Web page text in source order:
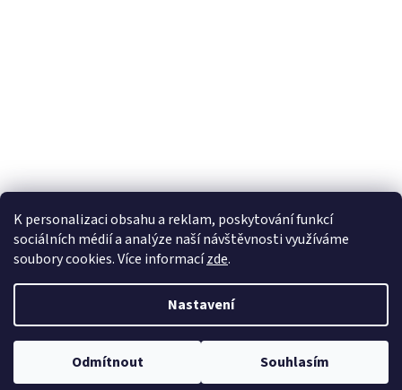
K personalizaci obsahu a reklam, poskytování funkcí
sociálních médií a analýze naší návštěvnosti využíváme
soubory cookies. Více informacízde.
Nastavení
Odmítnout Souhlasím
Copyright 2026100pa. Všechna práva vyhrazena.Upravit nastavení